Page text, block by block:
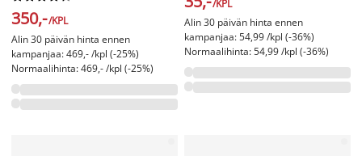
350,-/KPL
Alin 30 päivän hinta ennen
kampanjaa: 469,- /kpl (-25%)
Normaalihinta: 469,- /kpl (-25%)
/KPL
Alin 30 päivän hinta ennen
kampanjaa: 54,99 /kpl (-36%)
Normaalihinta: 54,99 /kpl (-36%)